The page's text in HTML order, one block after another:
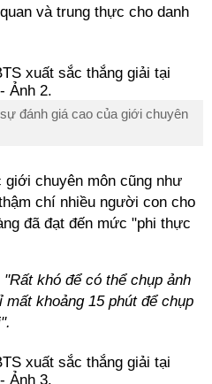
và trung thực cho danh
đánh giá cao của giới chuyên
chuyên môn cũng như
chí nhiều người con cho
đã đạt đến mức "phi thực
"Rất khó để có thể chụp ảnh
khoảng 15 phút để chụp